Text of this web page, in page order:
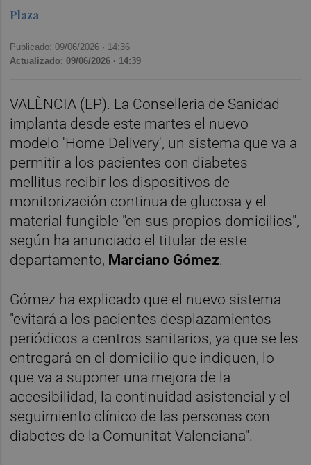
Plaza
Publicado: 09/06/2026 · 14:36
Actualizado: 09/06/2026 · 14:39
VALÈNCIA (EP). La Conselleria de Sanidad
implanta desde este martes el nuevo
modelo 'Home Delivery', un sistema que va a
permitir a los pacientes con diabetes
mellitus recibir los dispositivos de
monitorización continua de glucosa y el
material fungible "en sus propios domicilios",
según ha anunciado el titular de este
departamento, Marciano Gómez.
Gómez ha explicado que el nuevo sistema
"evitará a los pacientes desplazamientos
periódicos a centros sanitarios, ya que se les
entregará en el domicilio que indiquen, lo
que va a suponer una mejora de la
accesibilidad, la continuidad asistencial y el
seguimiento clínico de las personas con
diabetes de la Comunitat Valenciana".